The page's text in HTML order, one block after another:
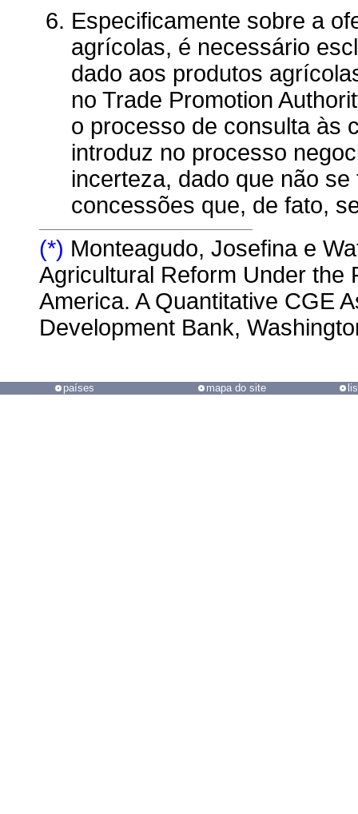
Especificamente sobre a
agrícolas, é necessário
dado aos produtos
no Trade Promotion
o processo de consulta às
introduz no processo
incerteza, dado que não
concessões que, de fato,
(*) Monteagudo, Josefina e
Agricultural Reform Under the
America. A Quantitative CGE
Development Bank,
países mapa do site